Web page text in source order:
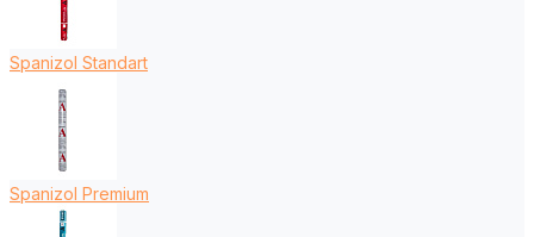
Spanizol Standart
Spanizol Premium